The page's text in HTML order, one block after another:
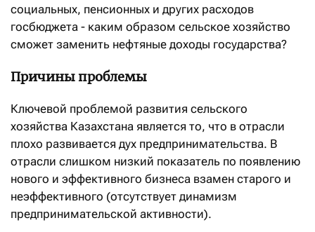
социальных, пенсионных и других расходов
госбюджета - каким образом сельское хозяйство
сможет заменить нефтяные доходы государства?
Причины проблемы
Ключевой проблемой развития сельского
хозяйства Казахстана является то, что в отрасли
плохо развивается дух предпринимательства. В
отрасли слишком низкий показатель по появлению
нового и эффективного бизнеса взамен старого и
неэффективного (отсутствует динамизм
предпринимательской активности).